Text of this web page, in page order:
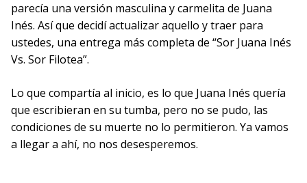
parecía una versión masculina y carmelita de Juana
Inés. Así que decidí actualizar aquello y traer para
ustedes, una entrega más completa de “Sor Juana Inés
Vs. Sor Filotea”.
Lo que compartía al inicio, es lo que Juana Inés quería
que escribieran en su tumba, pero no se pudo, las
condiciones de su muerte no lo permitieron. Ya vamos
a llegar a ahí, no nos desesperemos.